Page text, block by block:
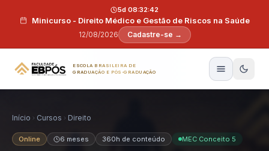
Minicurso - Direito Médico e Gestão de Riscos na Saúde
12/08/2026
5d 08:32:41
Cadastre-se →
ESCOLA BRASILEIRA DE
GRADUAÇÃO E PÓS-GRADUAÇÃO
Início Cursos Direito
Online 6 meses 360h de conteúdo MEC Conceito 5